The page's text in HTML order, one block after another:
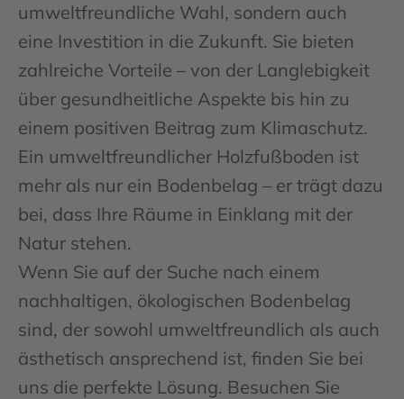
umweltfreundliche Wahl, sondern auch
eine Investition in die Zukunft. Sie bieten
zahlreiche Vorteile – von der Langlebigkeit
über gesundheitliche Aspekte bis hin zu
einem positiven Beitrag zum Klimaschutz.
Ein umweltfreundlicher Holzfußboden ist
mehr als nur ein Bodenbelag – er trägt dazu
bei, dass Ihre Räume in Einklang mit der
Natur stehen.
Wenn Sie auf der Suche nach einem
nachhaltigen, ökologischen Bodenbelag
sind, der sowohl umweltfreundlich als auch
ästhetisch ansprechend ist, finden Sie bei
uns die perfekte Lösung. Besuchen Sie